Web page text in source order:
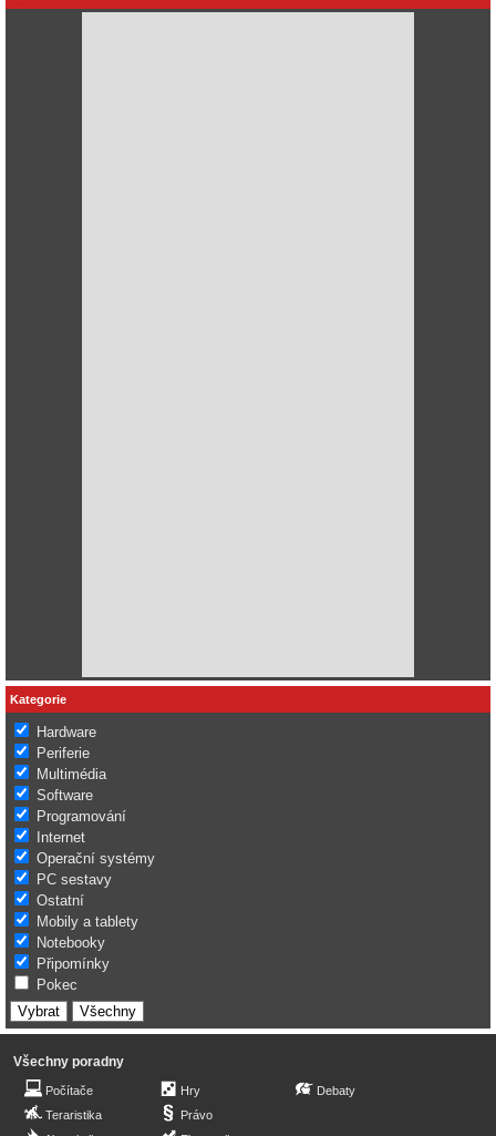
Kategorie
Hardware
Periferie
Multimédia
Software
Programování
Internet
Operační systémy
PC sestavy
Ostatní
Mobily a tablety
Notebooky
Připomínky
Pokec
Všechny poradny
Počítače
Teraristika
Hry
Právo
Debaty